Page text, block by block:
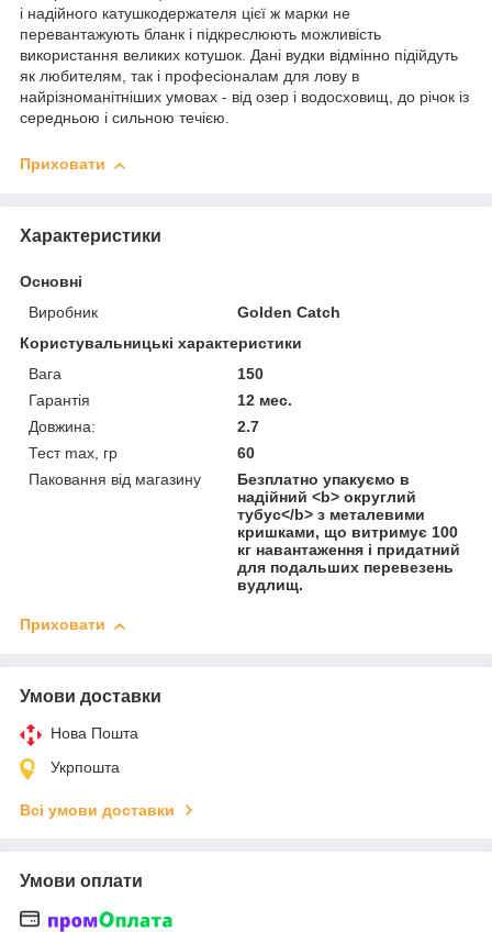
і надійного катушкодержателя цієї ж марки не
перевантажують бланк і підкреслюють можливість
використання великих котушок. Дані вудки відмінно підійдуть
як любителям, так і професіоналам для лову в
найрізноманітніших умовах - від озер і водосховищ, до річок із
середньою і сильною течією.
Приховати
Характеристики
Основні
Виробник
Golden Catch
Користувальницькі характеристики
Вага
150
Гарантія
12 мес.
Довжина:
2.7
Тест max, гр
60
Паковання від магазину
Безплатно упакуємо в
надійний <b> округлий
тубус</b> з металевими
кришками, що витримує 100
кг навантаження і придатний
для подальших перевезень
вудлищ.
Приховати
Умови доставки
Нова Пошта
Укрпошта
Всі умови доставки
Умови оплати